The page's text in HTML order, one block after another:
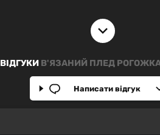
ВІДГУКИ В'ЯЗАНИЙ ПЛЕД
Написати відгук